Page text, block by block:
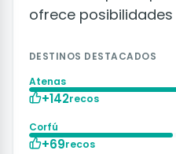
ofrece posibilidades
DESTINOS DESTACADOS
Atenas
+142recos
Corfú
+69recos